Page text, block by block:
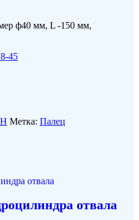
ф40 мм, L -150 мм,
45
Метка: Палец
отвала